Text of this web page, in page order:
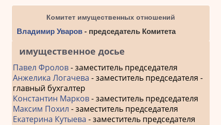
Комитет имущественных отношений
Владимир Уваров- председатель Комитета
имущественное досье
Павел Фролов- заместитель председателя
Анжелика Логачева - заместитель председателя -
главный бухгалтер
Константин Марков- заместитель председателя
Максим Похил - заместитель председателя
Екатерина Кутыева - заместитель председателя